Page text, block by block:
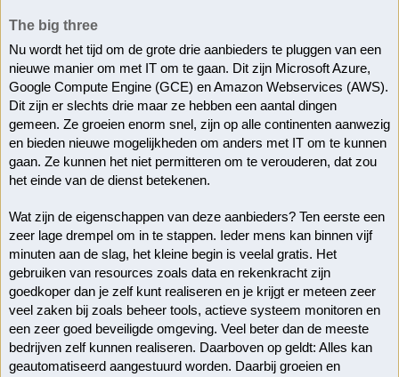
The big three
Nu wordt het tijd om de grote drie aanbieders te pluggen van een
nieuwe manier om met IT om te gaan. Dit zijn Microsoft Azure,
Google Compute Engine (GCE) en Amazon Webservices (AWS).
Dit zijn er slechts drie maar ze hebben een aantal dingen
gemeen. Ze groeien enorm snel, zijn op alle continenten aanwezig
en bieden nieuwe mogelijkheden om anders met IT om te kunnen
gaan. Ze kunnen het niet permitteren om te verouderen, dat zou
het einde van de dienst betekenen.
Wat zijn de eigenschappen van deze aanbieders? Ten eerste een
zeer lage drempel om in te stappen. Ieder mens kan binnen vijf
minuten aan de slag, het kleine begin is veelal gratis. Het
gebruiken van resources zoals data en rekenkracht zijn
goedkoper dan je zelf kunt realiseren en je krijgt er meteen zeer
veel zaken bij zoals beheer tools, actieve systeem monitoren en
een zeer goed beveiligde omgeving. Veel beter dan de meeste
bedrijven zelf kunnen realiseren. Daarboven op geldt: Alles kan
geautomatiseerd aangestuurd worden. Daarbij groeien en